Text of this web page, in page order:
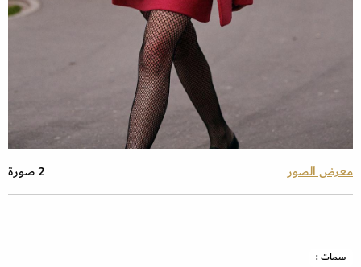
معرض الصور 2 صورة
سمات :